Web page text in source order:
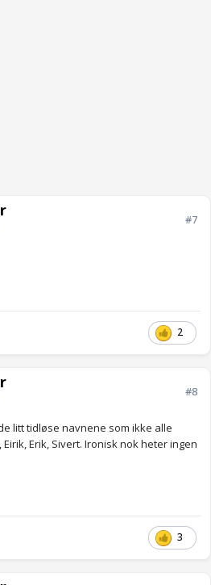
#7
2
#8
litt tidløse navnene som ikke alle
Erik, Sivert. Ironisk nok heter ingen
3